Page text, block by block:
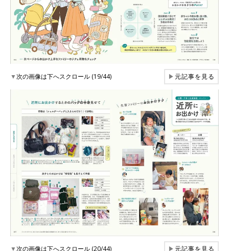
▼次の画像は下へスクロール (19/44) ▶元記事を見る
▼次の画像は下へスクロール (20/44) ▶元記事を見る